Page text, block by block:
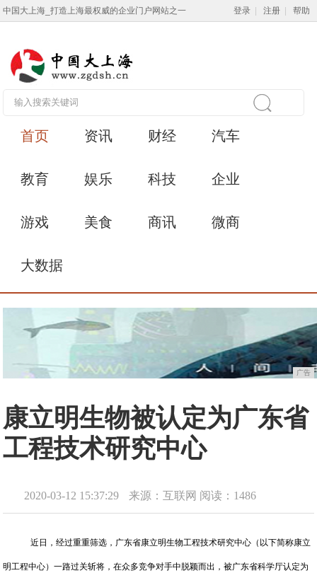
中国大上海_打造上海最权威的企业门户网站之一 登录 注册 帮助
首页 资讯 财经 汽车
教育 娱乐 科技 企业
游戏 美食 商讯 微商
大数据
广告
康立明生物被认定为广东省
工程技术研究中心
2020-03-12 15:37:29 来源：互联网 阅读：1486
近日，经过重重筛选，广东省康立明生物工程技术研究中心（以下简称康立
明工程中心）一路过关斩将，在众多竞争对手中脱颖而出，被广东省科学厅认定为